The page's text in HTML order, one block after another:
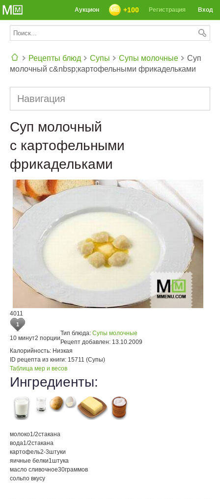
Вход
Регистрация
+100
Аукцион
Рецепты блюд Супы Супы молочные
Суп
молочный с&nbsp;картофельными фрикадельками
Навигация
Суп молочный
с картофельными
фрикадельками
4011
1
10 минут2 порции
Тип блюда: Супы молочные
Рецепт добавлен: 13.10.2009
Калорийность: Низкая
ID рецепта из книги: 15711 (Супы)
Таблица мер и весов
Ингредиенты:
молоко1/2стакана
вода1/2стакана
картофель2-3штуки
яичные белки1 штука
масло сливочное30граммов
сольпо вкусу